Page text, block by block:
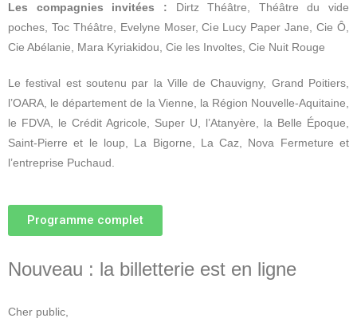
Les compagnies invitées : Dirtz Théâtre, Théâtre du vide
poches, Toc Théâtre, Evelyne Moser, Cie Lucy Paper Jane, Cie Ô,
Cie Abélanie, Mara Kyriakidou, Cie les Involtes, Cie Nuit Rouge
Le festival est soutenu par la Ville de Chauvigny, Grand Poitiers,
l’OARA, le département de la Vienne, la Région Nouvelle-Aquitaine,
le FDVA, le Crédit Agricole, Super U, l’Atanyère, la Belle Époque,
Saint-Pierre et le loup, La Bigorne, La Caz, Nova Fermeture et
l’entreprise Puchaud.
Programme complet
Nouveau : la billetterie est en ligne
Cher public,